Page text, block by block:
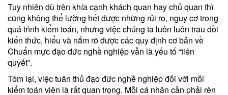
Tuy nhiên dù trên khía cạnh khách quan hay chủ quan thì
cũng không thể lường hết được những rủi ro, nguy cơ trong
quá trình kiểm toán, nhưng việc chúng ta luôn luôn trau dồi
kiến thức, hiểu và nắm rõ được các quy định cơ bản về
Chuẩn mực đạo đức nghề nghiệp vẫn là yếu tố “tiên
quyết”.
Tóm lại, việc tuân thủ đạo đức nghề nghiệp đối với mỗi
kiểm toán viên là rất quan trọng. Mỗi cá nhân cần phải rèn